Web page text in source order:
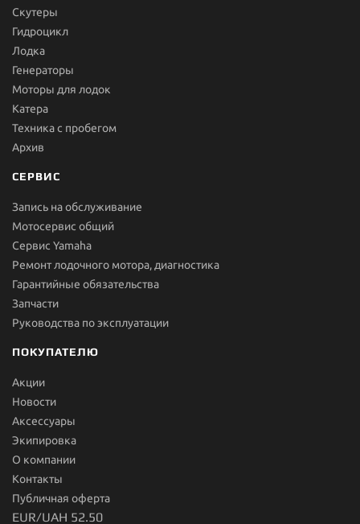
Скутеры
Гидроцикл
Лодка
Генераторы
Моторы для лодок
Катера
Техника с пробегом
Архив
СЕРВИС
Запись на обслуживание
Мотосервис общий
Сервис Yamaha
Ремонт лодочного мотора, диагностика
Гарантийные обязательства
Запчасти
Руководства по эксплуатации
ПОКУПАТЕЛЮ
Акции
Новости
Aксессуары
Экипировка
О компании
Контакты
Публичная оферта
EUR/UAH 52.50